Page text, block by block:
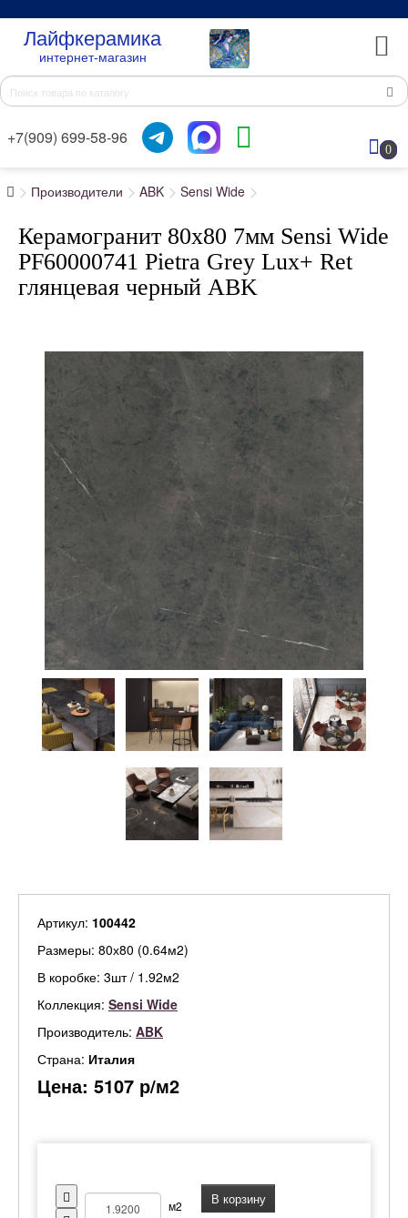
Лайфкерамика
интернет-магазин
+7(909) 699-58-96
0
Производители ABK Sensi Wide
Керамогранит 80x80 7мм Sensi Wide
PF60000741 Pietra Grey Lux+ Ret
глянцевая черный ABK
Артикул: 100442
Размеры: 80х80 (0.64м2)
В коробке: 3шт / 1.92м2
Коллекция: Sensi Wide
Производитель: ABK
Страна: Италия
Цена: 5107 р/м2
м2 В корзину